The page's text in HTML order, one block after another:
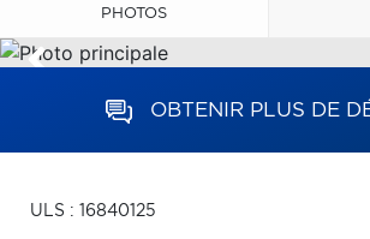
PHOTOS
OBTENIR PLUS DE
ULS : 16840125